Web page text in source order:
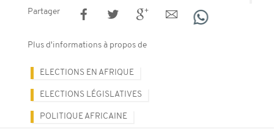
Partager
Plus d'informations à propos de
ELECTIONS EN AFRIQUE
ELECTIONS LÉGISLATIVES
POLITIQUE AFRICAINE